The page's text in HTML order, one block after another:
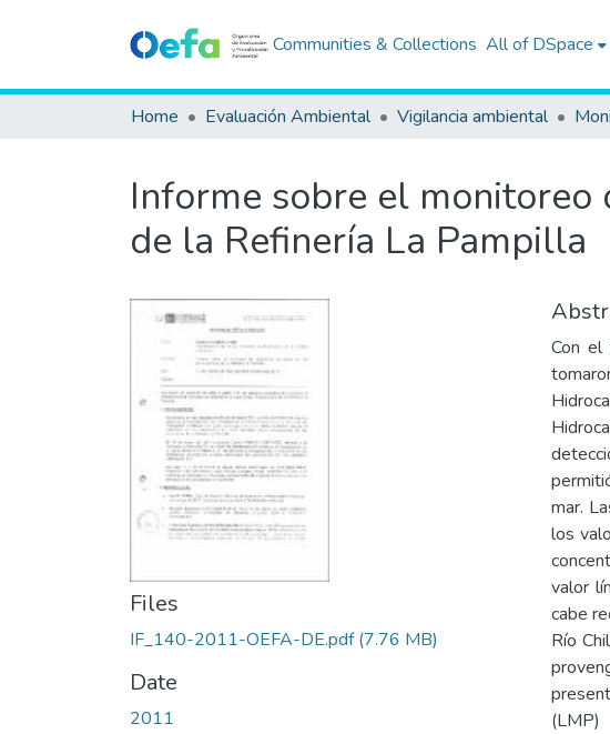
Communities & Collections All of DSpace
Home Evaluación Ambiental Vigilancia ambiental
Informe sobre el monitoreo
de la Refinería La Pampilla
Files
IF_140-2011-OEFA-DE.pdf(7.76 MB)
Date
2011
Con el
mar.
los
valor
cabe
Río